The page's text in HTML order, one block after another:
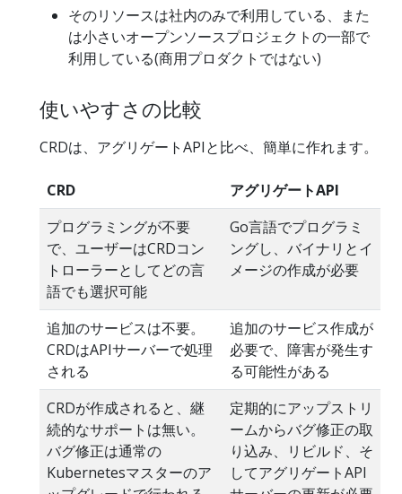
そのリソースは社内のみで利用している、また
は小さいオープンソースプロジェクトの一部で
利用している(商用プロダクトではない)
使いやすさの比較
CRDは、アグリゲートAPIと比べ、簡単に作れます。
CRD
アグリゲートAPI
プログラミングが不要
で、ユーザーはCRDコン
トローラーとしてどの言
語でも選択可能
Go言語でプログラミ
ングし、バイナリとイ
メージの作成が必要
追加のサービスは不要。
CRDはAPIサーバーで処理
される
追加のサービス作成が
必要で、障害が発生す
る可能性がある
CRDが作成されると、継
続的なサポートは無い。
バグ修正は通常の
Kubernetesマスターのア
定期的にアップストリ
ームからバグ修正の取
り込み、リビルド、そ
してアグリゲートAPI